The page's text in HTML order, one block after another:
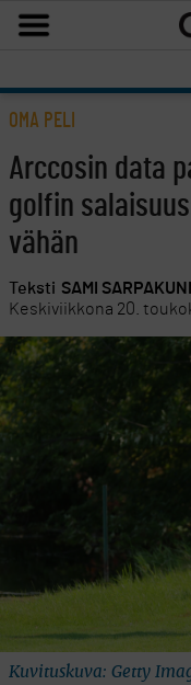
OMA PELI
Arccosin data
golfin
vähän
Teksti SAMI
Keskiviikkona 20.
Kuvituskuva: Getty